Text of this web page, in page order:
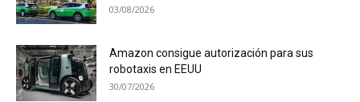
03/08/2026
Amazon consigue autorización para sus
robotaxis en EEUU
30/07/2026